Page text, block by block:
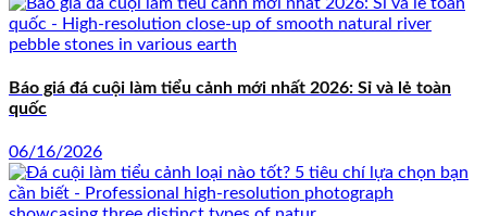
Báo giá đá cuội làm tiểu cảnh mới nhất 2026: Sỉ và lẻ toàn
quốc
06/16/2026